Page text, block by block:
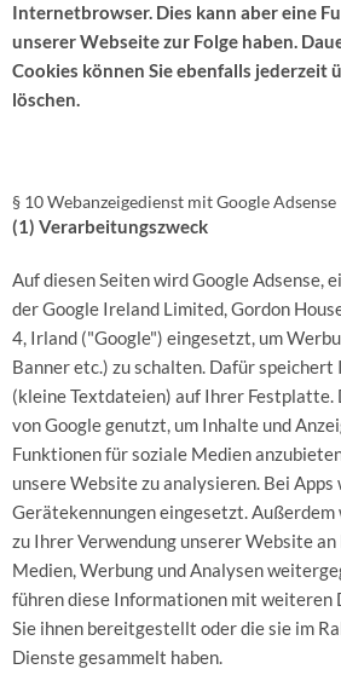
Internetbrowser. Dies kann aber eine
unserer Webseite zur Folge haben.
Cookies können Sie ebenfalls jederzeit
löschen.
§ 10 Webanzeigedienst mit Google Adsense
(1) Verarbeitungszweck
Auf diesen Seiten wird Google Adsense,
der Google Ireland Limited, Gordon
4, Irland ("Google") eingesetzt, um
Banner etc.) zu schalten. Dafür
(kleine Textdateien) auf Ihrer Festplatte.
von Google genutzt, um Inhalte und
Funktionen für soziale Medien
unsere Website zu analysieren. Bei Apps
Gerätekennungen eingesetzt.
zu Ihrer Verwendung unserer Website
Medien, Werbung und Analysen
führen diese Informationen mit weiteren
Sie ihnen bereitgestellt oder die sie im
Dienste gesammelt haben.